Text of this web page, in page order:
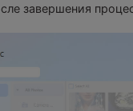
завершения